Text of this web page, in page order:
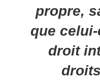
propre,
que
droit